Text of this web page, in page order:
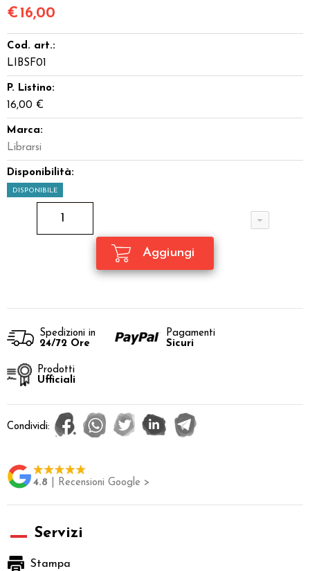
€ 16,00
Cod. art.:
LIBSF01
P. Listino:
16,00 €
Marca:
Librarsi
Disponibilità:
DISPONIBILE
Spedizioni in
24/72 Ore
Pagamenti
Sicuri
Prodotti
Ufficiali
Condividi:
4.8 | Recensioni Google >
Servizi
Stampa